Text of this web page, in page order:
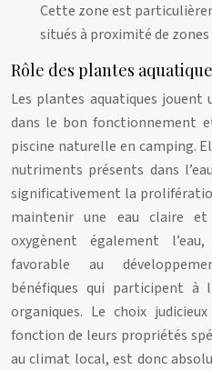
Cette zone est
situés à proximité de
Rôle des plantes
Les plantes aquatiques
dans le bon fonctionnement
piscine naturelle en camping.
nutriments présents dans
significativement la
maintenir une eau claire et
oxygènent également
favorable au
bénéfiques qui participent à
organiques. Le choix
fonction de leurs propriétés
au climat local, est donc